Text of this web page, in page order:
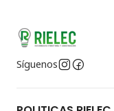
Síguenos